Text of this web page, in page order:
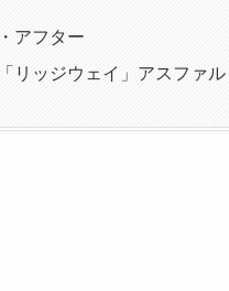
アフター
リッジウェイ」アスファ